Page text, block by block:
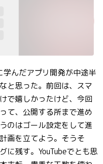
んだアプリ開発が中途半
と思った。前回は、スマ
で嬉しかったけど、今回
て、公開する所まで進め
のはゴール設定をして進
画を立てよう。そうそ
に残す。YouTubeでとも思